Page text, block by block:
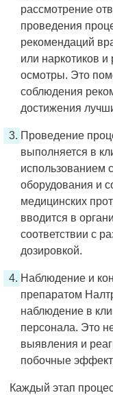
рассмотрение
проведения
рекомендаций
или наркотиков
осмотры. Это
соблюдения
достижения
Проведение
выполняется в
использованием
оборудования и
медицинских
вводится в
соответствии с
дозировкой.
Наблюдение и
препаратом
наблюдение в
персонала. Это
выявления и
побочные
Каждый этап